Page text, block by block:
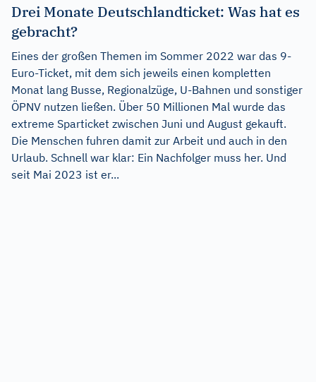
Drei Monate Deutschlandticket: Was hat es
gebracht?
Eines der großen Themen im Sommer 2022 war das 9-
Euro-Ticket, mit dem sich jeweils einen kompletten
Monat lang Busse, Regionalzüge, U-Bahnen und sonstiger
ÖPNV nutzen ließen. Über 50 Millionen Mal wurde das
extreme Sparticket zwischen Juni und August gekauft.
Die Menschen fuhren damit zur Arbeit und auch in den
Urlaub. Schnell war klar: Ein Nachfolger muss her. Und
seit Mai 2023 ist er...